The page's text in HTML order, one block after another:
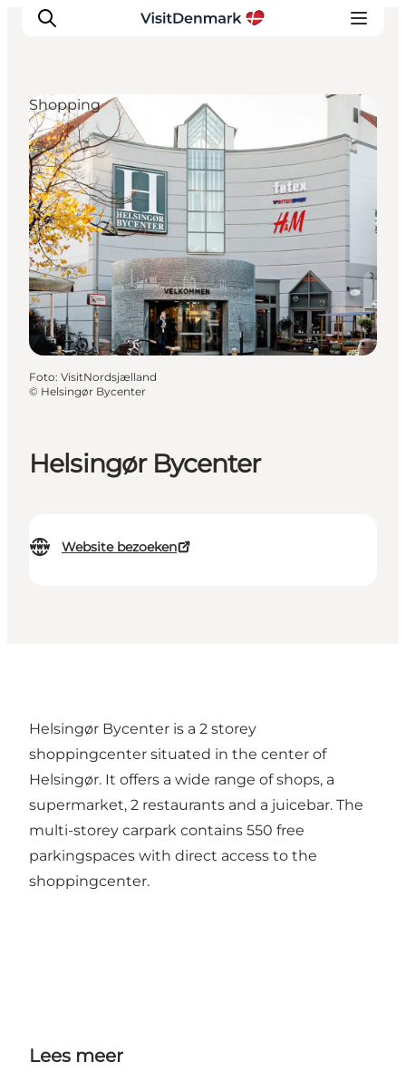
Inspiratie
Bestemmingen
Wat te doen
Accommodaties
Plan je reis
Helsingør Bycenter
Website bezoeken
Shopping
Foto: VisitNordsjælland
© Helsingør Bycenter
Helsingør Bycenter is a 2 storey
shoppingcenter situated in the center of
Helsingør. It offers a wide range of shops, a
supermarket, 2 restaurants and a juicebar. The
multi-storey carpark contains 550 free
parkingspaces with direct access to the
shoppingcenter.
Lees meer